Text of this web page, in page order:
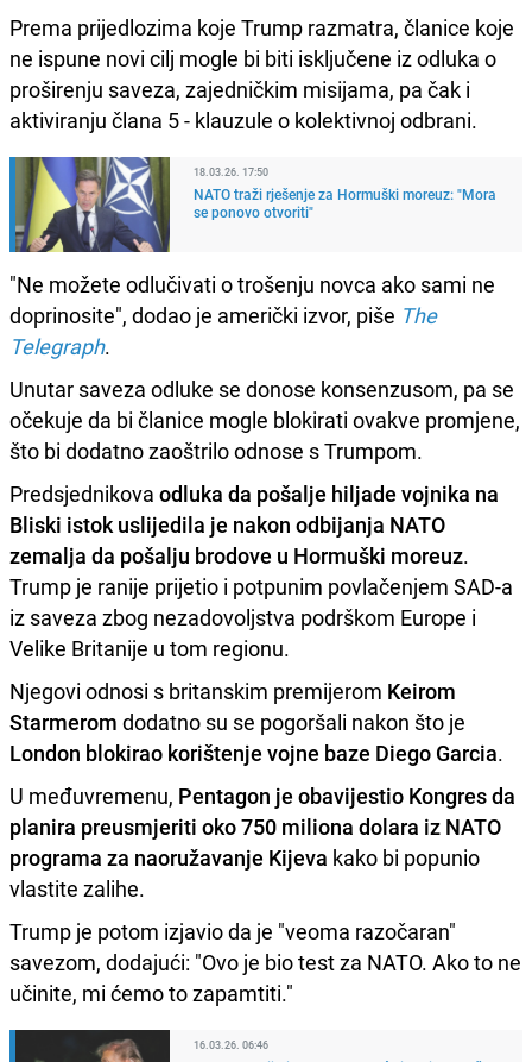
Prema prijedlozima koje Trump razmatra, članice koje
ne ispune novi cilj mogle bi biti isključene iz odluka o
proširenju saveza, zajedničkim misijama, pa čak i
aktiviranju člana 5 - klauzule o kolektivnoj odbrani.
18.03.26. 17:50
NATO traži rješenje za Hormuški moreuz: "Mora
se ponovo otvoriti"
"Ne možete odlučivati o trošenju novca ako sami ne
doprinosite", dodao je američki izvor, piše The
Telegraph.
Unutar saveza odluke se donose konsenzusom, pa se
očekuje da bi članice mogle blokirati ovakve promjene,
što bi dodatno zaoštrilo odnose s Trumpom.
Predsjednikova odluka da pošalje hiljade vojnika na
Bliski istok uslijedila je nakon odbijanja NATO
zemalja da pošalju brodove u Hormuški moreuz.
Trump je ranije prijetio i potpunim povlačenjem SAD-a
iz saveza zbog nezadovoljstva podrškom Europe i
Velike Britanije u tom regionu.
Njegovi odnosi s britanskim premijerom Keirom
Starmerom dodatno su se pogoršali nakon što je
London blokirao korištenje vojne baze Diego Garcia.
U međuvremenu, Pentagon je obavijestio Kongres da
planira preusmjeriti oko 750 miliona dolara iz NATO
programa za naoružavanje Kijeva kako bi popunio
vlastite zalihe.
Trump je potom izjavio da je "veoma razočaran"
savezom, dodajući: "Ovo je bio test za NATO. Ako to ne
učinite, mi ćemo to zapamtiti."
16.03.26. 06:46